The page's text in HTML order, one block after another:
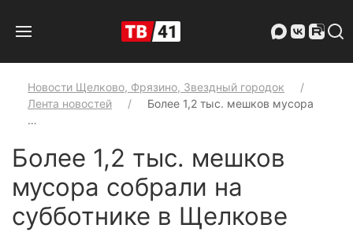
Новости Щелково, Фрязино, Звездный городок
Лента новостей
Более 1,2 тыс. мешков мусора
…
Более 1,2 тыс. мешков
мусора собрали на
субботнике в Щелкове